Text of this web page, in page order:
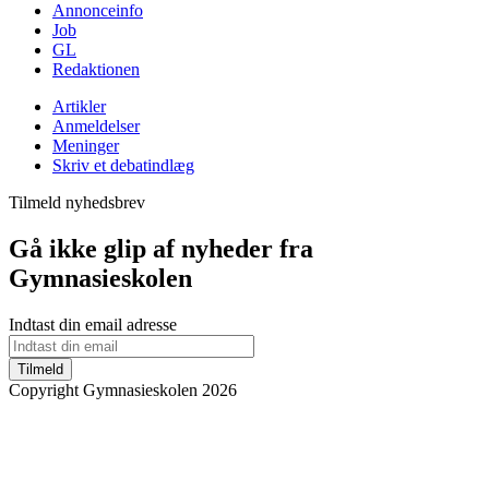
Annonceinfo
Job
GL
Redaktionen
Artikler
Anmeldelser
Meninger
Skriv et debatindlæg
Tilmeld nyhedsbrev
Gå ikke glip af nyheder fra
Gymnasieskolen
Indtast din email adresse
Tilmeld
Copyright Gymnasieskolen 2026